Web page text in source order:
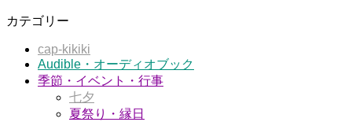
カテゴリー
cap-kikiki
Audible・オーディオブック
季節・イベント・行事
七夕
夏祭り・縁日